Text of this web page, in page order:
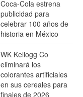
Coca-Cola estrena
publicidad para
celebrar 100 años de
historia en México
WK Kellogg Co
eliminará los
colorantes artificiales
en sus cereales para
finales de 2026